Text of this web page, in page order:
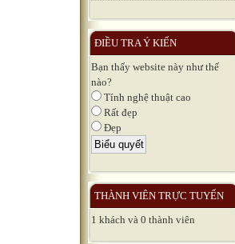
ĐIỀU TRA Ý KIẾN
Bạn thấy website này như thế
nào?
Tính nghệ thuật cao
Rất đẹp
Đẹp
THÀNH VIÊN TRỰC TUYẾN
1 khách và 0 thành viên